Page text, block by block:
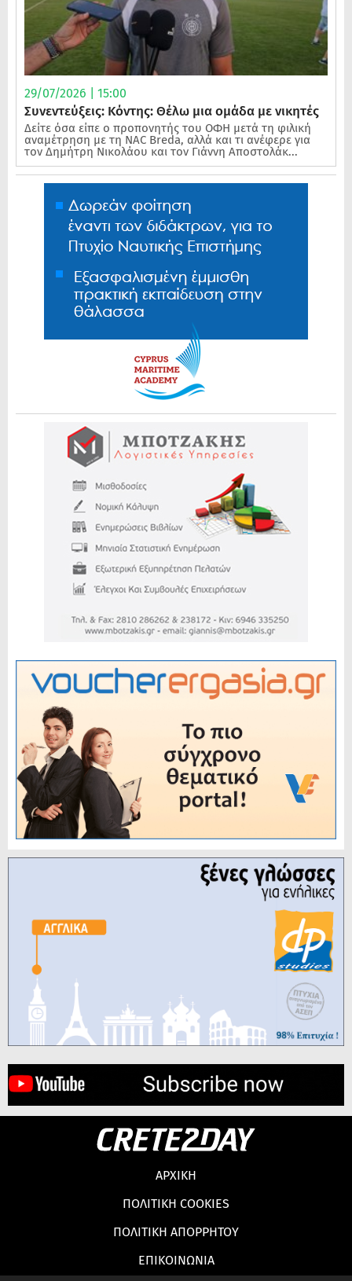
29/07/2026 | 15:00
Συνεντεύξεις: Κόντης: Θέλω μια ομάδα με νικητές
Δείτε όσα είπε ο προπονητής του ΟΦΗ μετά τη φιλική
αναμέτρηση με τη NAC Breda, αλλά και τι ανέφερε για
τον Δημήτρη Νικολάου και τον Γιάννη Αποστολάκ...
ΑΡΧΙΚΗ
ΠΟΛΙΤΙΚΗ COOKIES
ΠΟΛΙΤΙΚΗ ΑΠΟΡΡΗΤΟΥ
ΕΠΙΚΟΙΝΩΝΙΑ